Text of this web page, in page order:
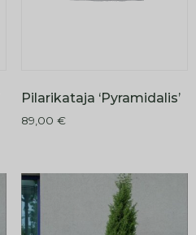
Pilarikataja ‘Pyramidalis’
89,00 €